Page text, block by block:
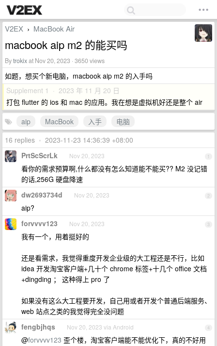
V2EX › MacBook Air
macbook aip m2 的能买吗
Bytrokixat Nov 20, 2023 · 3650 views
如题，想买个新电脑，macbook aip m2 的入手吗
Supplement 1 · 2023 年 11 月 20 日
打包 flutter 的 ios 和 mac 的应用。我在想是虚拟机好还是整个 air
aip
MacBook 入手
电脑
16 replies • 2023-11-23 14:36:39 +08:00
1
PrtScScrLk Nov 20, 2023
看你的需求预算啊,什么都没有怎么知道能不能买?? M2 没记错
的话,256G 硬盘降速
2
dw2693734d Nov 20, 2023
aip?
3
forvvvv123 Nov 20, 2023
我有一个，用着挺好的
还是看需求，我觉得重度开发企业级的大工程还是不行，比如
idea 开发淘宝客户端+几十个 chrome 标签+十几个 office 文档
+dingding ； 这种得上 pro 了
如果没有这么大工程要开发，自己用或者开发个普通后端服务、
web 站点之类的我觉得完全没问题
4
fengbjhqs Nov 20, 2023 via Android
@forvvvv123 歪个楼，淘宝客户端能不能优化下，真的不好用